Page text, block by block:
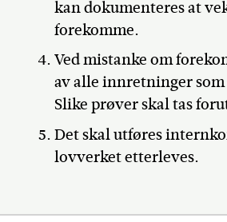
kan dokumenteres at
forekomme.
Ved mistanke om
av alle innretninger
Slike prøver skal tas
Det skal utføres
lovverket etterleves.